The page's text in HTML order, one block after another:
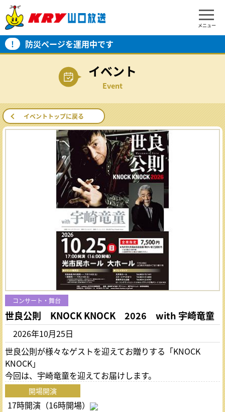
メニュー
! 防災ページを運用中です
イベント
Event
イベントトップに戻る
コンサート・舞台
世良公則 KNOCK KNOCK 2026 with 宇崎竜童
2026年10月25日
世良公則が様々なゲストを迎えてお贈りする「KNOCK
KNOCK」
今回は、宇崎竜童を迎えてお届けします。
開場開演
17時開演（16時開場）